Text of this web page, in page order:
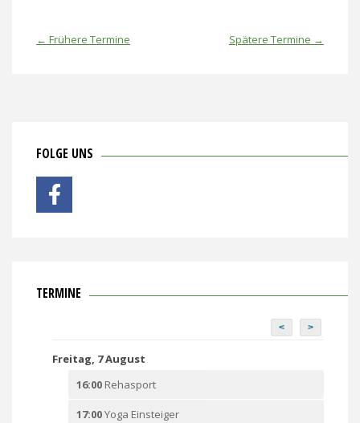
Spätere Termine →
← Frühere Termine
FOLGE UNS
TERMINE
< >
Freitag, 7 August
16:00 Rehasport
17:00Yoga Einsteiger